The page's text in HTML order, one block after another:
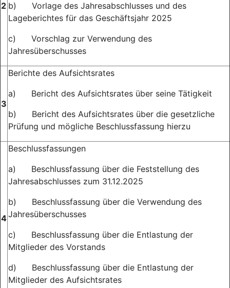
2 b) Vorlage des Jahresabschlusses und des
Lageberichtes für das Geschäftsjahr 2025
c) Vorschlag zur Verwendung des
Jahresüberschusses
3
Berichte des Aufsichtsrates
a) Bericht des Aufsichtsrates über seine Tätigkeit
b) Bericht des Aufsichtsrates über die gesetzliche
Prüfung und mögliche Beschlussfassung hierzu
4
Beschlussfassungen
a) Beschlussfassung über die Feststellung des
Jahresabschlusses zum 31.12.2025
b) Beschlussfassung über die Verwendung des
Jahresüberschusses
c) Beschlussfassung über die Entlastung der
Mitglieder des Vorstands
d) Beschlussfassung über die Entlastung der
Mitglieder des Aufsichtsrates